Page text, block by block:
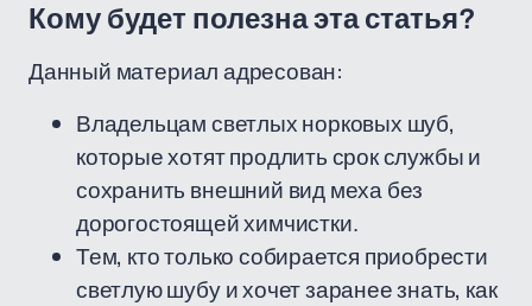
Кому будет полезна эта статья?
Данный материал адресован:
Владельцам светлых норковых шуб,
которые хотят продлить срок службы и
сохранить внешний вид меха без
дорогостоящей химчистки.
Тем, кто только собирается приобрести
светлую шубу и хочет заранее знать, как